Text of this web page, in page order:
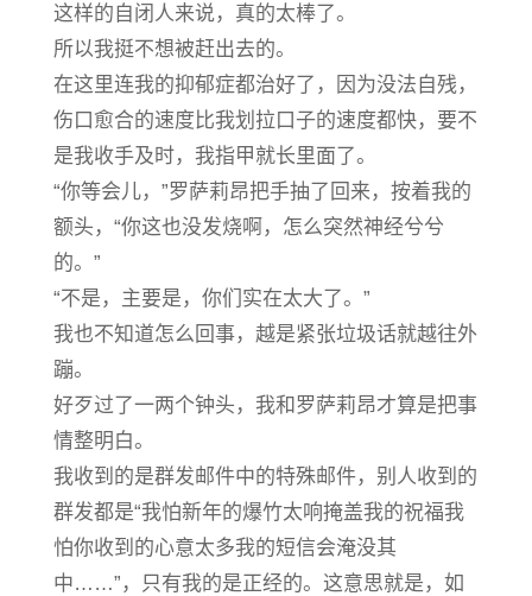
这样的自闭人来说，真的太棒了。
所以我挺不想被赶出去的。
在这里连我的抑郁症都治好了，因为没法自残，
伤口愈合的速度比我划拉口子的速度都快，要不
是我收手及时，我指甲就长里面了。
“你等会儿，”罗萨莉昂把手抽了回来，按着我的
额头，“你这也没发烧啊，怎么突然神经兮兮
的。”
“不是，主要是，你们实在太大了。”
我也不知道怎么回事，越是紧张垃圾话就越往外
蹦。
好歹过了一两个钟头，我和罗萨莉昂才算是把事
情整明白。
我收到的是群发邮件中的特殊邮件，别人收到的
群发都是“我怕新年的爆竹太响掩盖我的祝福我
怕你收到的心意太多我的短信会淹没其
中……”，只有我的是正经的。这意思就是，如